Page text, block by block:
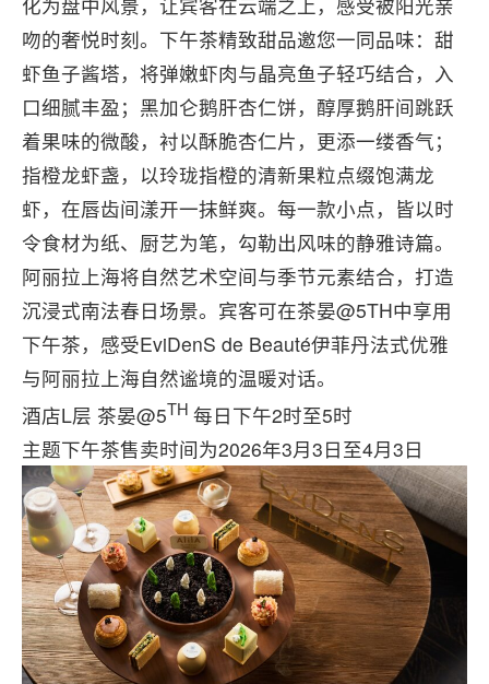
吻的奢悦时刻。下午茶精致甜品邀您一同品味：甜
虾鱼子酱塔，将弹嫩虾肉与晶亮鱼子轻巧结合，入
口细腻丰盈；黑加仑鹅肝杏仁饼，醇厚鹅肝间跳跃
着果味的微酸，衬以酥脆杏仁片，更添一缕香气；
指橙龙虾盏，以玲珑指橙的清新果粒点缀饱满龙
虾，在唇齿间漾开一抹鲜爽。每一款小点，皆以时
令食材为纸、厨艺为笔，勾勒出风味的静雅诗篇。
阿丽拉上海将自然艺术空间与季节元素结合，打造
沉浸式南法春日场景。宾客可在茶晏@5TH中享用
下午茶，感受EviDenS de Beauté伊菲丹法式优雅
与阿丽拉上海自然谧境的温暖对话。
酒店L层 茶晏@5TH 每日下午2时至5时
主题下午茶售卖时间为2026年3月3日至4月3日